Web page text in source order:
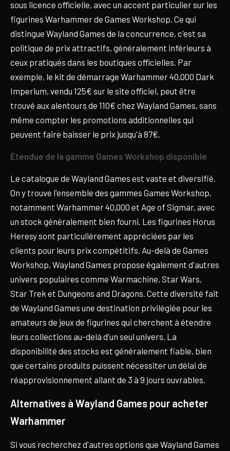
sous licence officielle, avec un accent particulier sur les
figurines Warhammer de Games Workshop. Ce qui
distingue Wayland Games de la concurrence, c'est sa
politique de prix attractifs, généralement inférieurs à
ceux pratiqués dans les boutiques officielles. Par
exemple, le kit de démarrage Warhammer 40.000 Dark
Imperium, vendu 125€ sur le site officiel, peut être
trouvé aux alentours de 110€ chez Wayland Games, sans
même compter les promotions additionnelles qui
peuvent faire baisser le prix jusqu'à 87€.
Étendue de la gamme Games Workshop disponible
Le catalogue de Wayland Games est vaste et diversifié.
On y trouve l'ensemble des gammes Games Workshop,
notamment Warhammer 40,000 et Age of Sigmar, avec
un stock généralement bien fourni. Les figurines Horus
Heresy sont particulièrement appréciées par les
clients pour leurs prix compétitifs. Au-delà de Games
Workshop, Wayland Games propose également d'autres
univers populaires comme Warmachine, Star Wars,
Star Trek et Dungeons and Dragons. Cette diversité fait
de Wayland Games une destination privilégiée pour les
amateurs de jeux de figurines qui cherchent à étendre
leurs collections au-delà d'un seul univers. La
disponibilité des stocks est généralement fiable, bien
que certains produits puissent nécessiter un délai de
réapprovisionnement allant de 3 à 9 jours ouvrables.
Alternatives à Wayland Games pour acheter
Warhammer
Si vous recherchez d'autres options que Wayland Games